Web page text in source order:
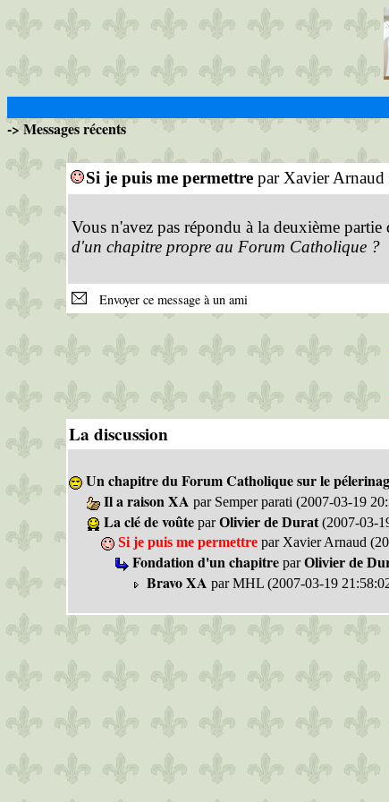
-> Messages récents
Si je puis me permettre par Xavier
Vous n'avez pas répondu à la deuxième
d'un chapitre propre au Forum Catholique ?
Envoyer ce message à un ami
La discussion
Un chapitre du Forum Catholique sur le
Il a raison XA par Semper parati (2007-03-19
La clé de voûte parOlivier de Durat (2007-03-
Si je puis me permettre par Xavier Arnaud
Fondation d'un chapitre parOlivier de
Bravo XA par MHL (2007-03-19